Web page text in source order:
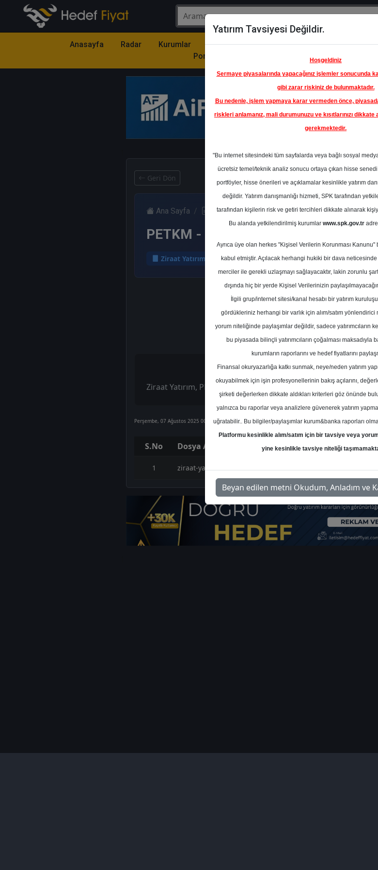
Anasayfa Radar Kurumlar
Model
Portföy
Hisse
Öne
Çıkanlar
Raporlar
Geri Dön
Ana Sayfa Raporlar Ziraat Yatırım Rapor Detay
PETKM - Hedef Fiyat
Ziraat Yatırım 07 Ağustos 2025
Ziraat Yatırım, PETKM-Petkim için hedef fiyatını 24 TL,
Perşembe, 07 Ağustos 2025 00:00
S.No Dosya Adı
1 ziraat-yatirim-petkim-hedef-fiyat-559504
Yatırım Tavsiyesi Değildir.
Hoşgeldiniz
Sermaye piyasalarında yapacağınız işlemler sonucunda
gibi zarar riskiniz de bulunmaktadır.
Bu nedenle, işlem yapmaya karar vermeden önce,
riskleri anlamanız, mali durumunuzu ve kısıtlarınızı
gerekmektedir.
"Bu internet sitesindeki tüm sayfalarda veya bağlı sosyal
ücretsiz temel/teknik analiz sonucu ortaya çıkan hisse senedi
portföyler, hisse önerileri ve açıklamalar kesinlikle yatırım
değildir. Yatırım danışmanlığı hizmeti, SPK tarafından
tarafından kişilerin risk ve getiri tercihleri dikkate alınarak
Bu alanda yetkilendirilmiş kurumlar www.spk.gov.tr
Ayrıca üye olan herkes "Kişisel Verilerin Korunması Kanunu"
kabul etmiştir. Açılacak herhangi hukiki bir dava
merciler ile gerekli uzlaşmayı sağlayacaktır, lakin zorunlu
dışında hiç bir yerde Kişisel Verilerinizin
İlgili grup/internet sitesi/kanal hesabı bir yatırım
gördükleriniz herhangi bir varlık için alım/satım
yorum niteliğinde paylaşımlar değildir, sadece yatırımcıların
bu piyasada bilinçli yatırımcıların çoğalması maksadıyla
kurumların raporlarını ve hedef fiyatlarını
Finansal okuryazarlığa katkı sunmak, neye/neden yatırım
okuyabilmek için işin profesyonellerinin bakış açılarını,
şirketi değerlerken dikkate aldıkları kriterleri göz önünde
yalnızca bu raporlar veya analizlere güvenerek yatırım
uğratabilir.. Bu bilgiler/paylaşımlar kurum&banka raporları
Platformu kesinlikle alım/satım için bir tavsiye veya
yine kesinlikle tavsiye niteliği